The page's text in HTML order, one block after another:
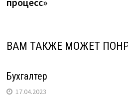
ВАМ ТАКЖЕ МОЖЕТ
Бухгалтер
17.04.2023